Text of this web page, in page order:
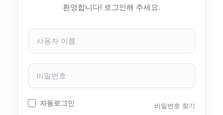
환영합니다! 로그인해 주세요.
사
자
이
비
번
호
자동로그인 비밀번호 찾기